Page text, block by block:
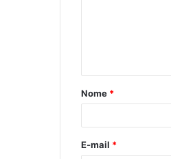
á
r
Nome *
E-mail *